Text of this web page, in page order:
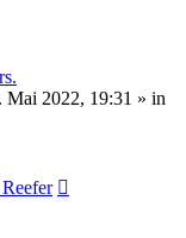
Mai 2022, 19:31 » in